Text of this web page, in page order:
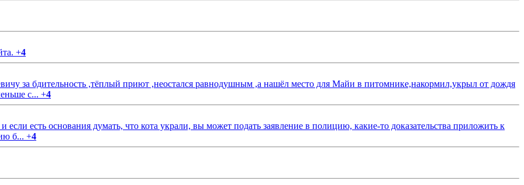
+4
за бдительность ,тёплый приют ,неостался равнодушным ,а нашёл место для Майи в питомнике,накормил,укрыл от дождя
с... +4
есть основания думать, что кота украли, вы может подать заявление в полицию, какие-то доказательства приложить к
б... +4